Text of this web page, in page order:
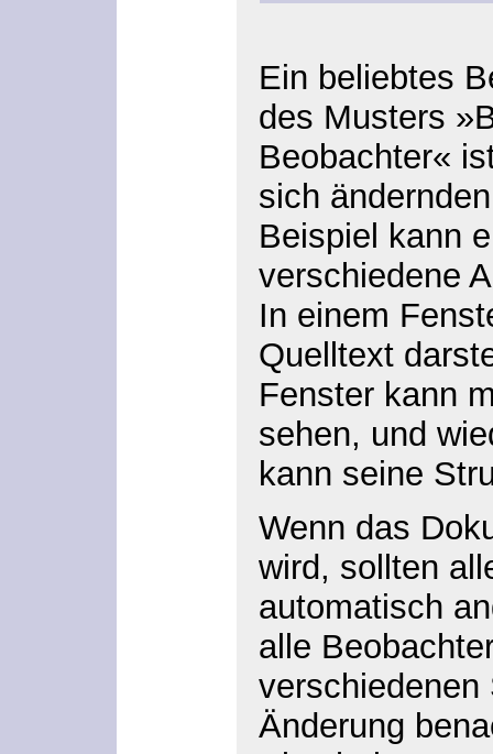
Ein beliebtes
des Musters
Beobachter«
sich
Beispiel kann
verschiedene
In einem
Quelltext
Fenster kann
sehen, und
kann seine
Wenn das
wird, sollten
automatisch
alle
verschiedenen
Änderung